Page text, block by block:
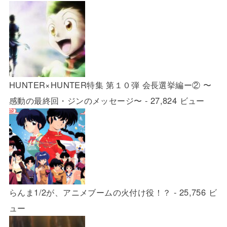
HUNTER×HUNTER特集 第１０弾 会長選挙編ー② 〜
感動の最終回・ジンのメッセージ〜 - 27,824 ビュー
らんま1/2が、アニメブームの火付け役！？ - 25,756 ビ
ュー